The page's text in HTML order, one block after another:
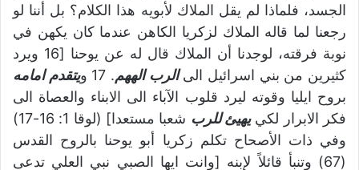
الجسد، فلماذا لم يقل الملاك لأبويه هذا الكلام؟ بل أننا لو
رجعنا لما قاله الملاك لزكريا الكاهن عندما كان يكهن في
نوبة فرقته، لوجدنا أن الملاك قال له عن يوحنا [16 ويرد
كثيرين من بني اسرائيل الىالرب الههم. 17 و
يتقدم امامه
بروح ايليا وقوته ليرد قلوب الآباء الى الابناء والعصاة الى
فكر الابرار لكييهيئ للرب
شعبا مستعدا] (لوقا 1: 16-17)
وفي ذات الأصحاح تكلم زكريا أبو يوحنا بالروح القدس
(67) وتنبأ قائلاً لإبنه [وانت ايها الصبي نبي العلي تدعى